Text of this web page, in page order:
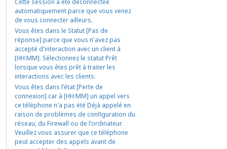
automatiquement parce que vous venez
de vous connecter ailleurs.
Vous êtes dans le Statut [Pas de
réponse] parce que vous n'avez pas
accepté d'interaction avec un client à
[HH:MM]. Sélectionnez le statut Prêt
lorsque vous êtes prêt à traiter les
interactions avec les clients.
Vous êtes dans l'état [Perte de
connexion] car à [HH:MM] un appel vers
ce téléphone n'a pas été Déjà appelé en
raison de problèmes de configuration du
réseau, du Firewall ou de l'ordinateur.
Veuillez vous assurer que ce téléphone
peut accepter des appels avant de